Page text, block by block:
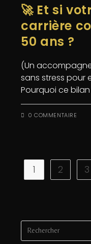
🚀 Et si
carrière
50 ans ?
(Un
sans stress pour
Pourquoi ce bilan
0 COMMENTAIRE
1 2 3